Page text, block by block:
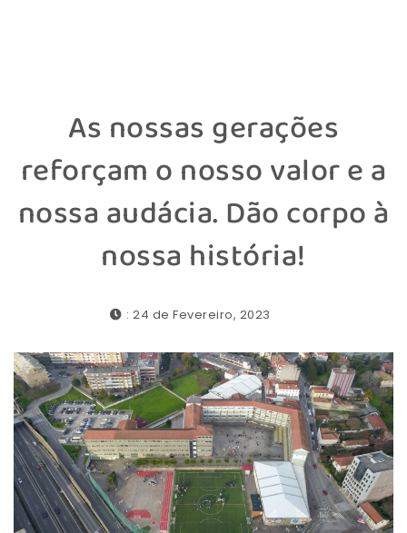
As nossas gerações
reforçam o nosso valor e a
nossa audácia. Dão corpo à
nossa história!
: 24 de Fevereiro, 2023